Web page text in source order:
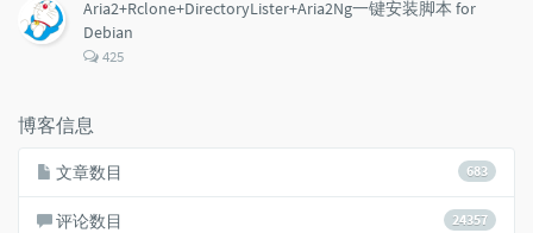
Aria2+Rclone+DirectoryLister+Aria2Ng一键安装脚本 for
Debian
评
425
博客信息
683
文章数目
24357
评论数目